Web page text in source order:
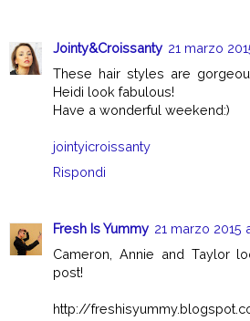
Jointy&Croissanty 21 marzo
These hair styles are
Heidi look fabulous!
Have a wonderful weekend:)
jointyicroissanty
Rispondi
Fresh Is Yummy 21 marzo 2015
Cameron, Annie and Taylor
post!
http://